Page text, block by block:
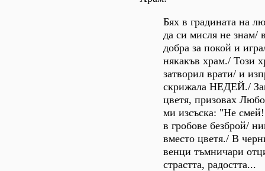
Бях в градината на
да си мисля не знам/
добра за покой и
някакъв храм./ Този
затворил врати/ и
скрижала НЕДЕЙ./
цветя, призовах
ми изсъска: "Не
в гробове безброй/
вместо цветя./ В
венци тъмничари
страстта, радостта...